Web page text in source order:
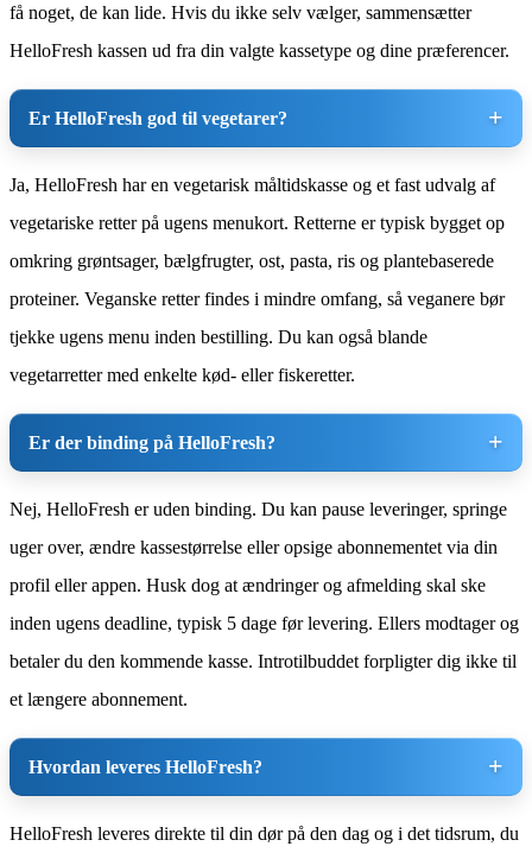
få noget, de kan lide. Hvis du ikke selv vælger, sammensætter
HelloFresh kassen ud fra din valgte kassetype og dine præferencer.
Er HelloFresh god til vegetarer?
Ja, HelloFresh har en vegetarisk måltidskasse og et fast udvalg af
vegetariske retter på ugens menukort. Retterne er typisk bygget op
omkring grøntsager, bælgfrugter, ost, pasta, ris og plantebaserede
proteiner. Veganske retter findes i mindre omfang, så veganere bør
tjekke ugens menu inden bestilling. Du kan også blande
vegetarretter med enkelte kød- eller fiskeretter.
Er der binding på HelloFresh?
Nej, HelloFresh er uden binding. Du kan pause leveringer, springe
uger over, ændre kassestørrelse eller opsige abonnementet via din
profil eller appen. Husk dog at ændringer og afmelding skal ske
inden ugens deadline, typisk 5 dage før levering. Ellers modtager og
betaler du den kommende kasse. Introtilbuddet forpligter dig ikke til
et længere abonnement.
Hvordan leveres HelloFresh?
HelloFresh leveres direkte til din dør på den dag og i det tidsrum, du